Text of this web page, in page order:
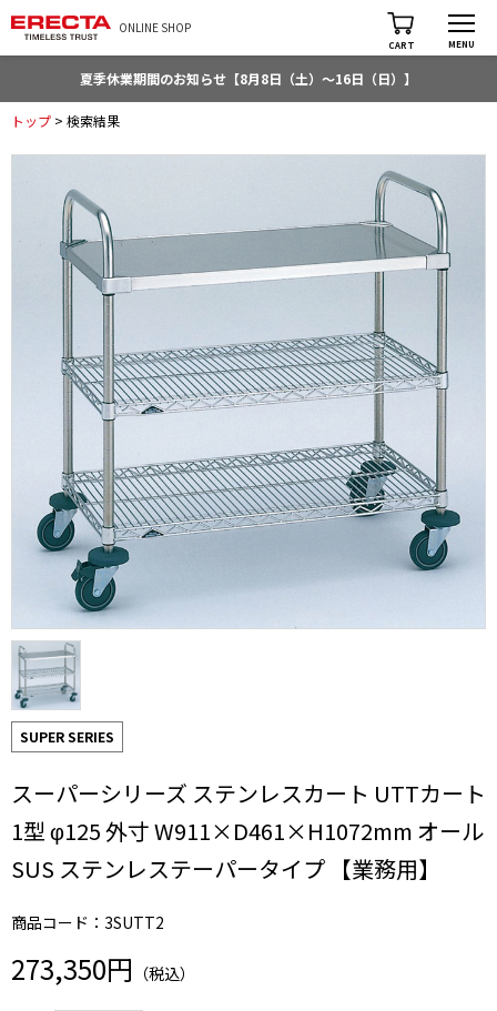
ONLINE SHOP
CART MENU
夏季休業期間のお知らせ【8月8日（土）～16日（日）】
トップ > 検索結果
SUPER SERIES
スーパーシリーズ ステンレスカート UTTカート
1型 φ125 外寸 W911×D461×H1072mm オール
SUS ステンレステーパータイプ 【業務用】
商品コード：3SUTT2
273,350円 （税込）